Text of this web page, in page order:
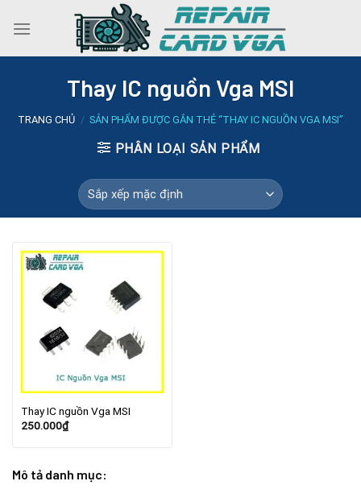
Thay IC nguồn Vga MSI
TRANG CHỦ / SẢN PHẨM ĐƯỢC GẮN THẺ “THAY IC NGUỒN VGA MSI”
PHÂN LOẠI SẢN PHẨM
Thay IC nguồn Vga MSI
250.000₫
Mô tả danh mục: